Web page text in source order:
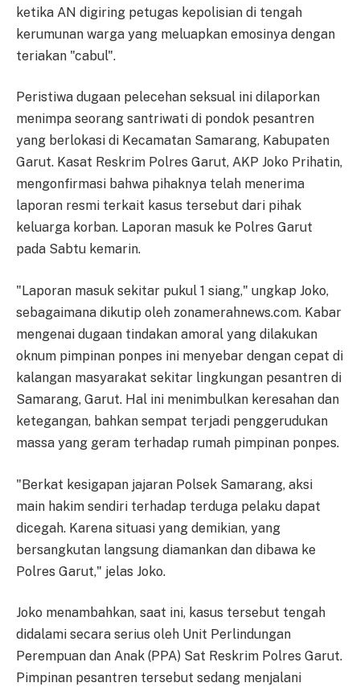
ketika AN digiring petugas kepolisian di tengah
kerumunan warga yang meluapkan emosinya dengan
teriakan "cabul".
Peristiwa dugaan pelecehan seksual ini dilaporkan
menimpa seorang santriwati di pondok pesantren
yang berlokasi di Kecamatan Samarang, Kabupaten
Garut. Kasat Reskrim Polres Garut, AKP Joko Prihatin,
mengonfirmasi bahwa pihaknya telah menerima
laporan resmi terkait kasus tersebut dari pihak
keluarga korban. Laporan masuk ke Polres Garut
pada Sabtu kemarin.
"Laporan masuk sekitar pukul 1 siang," ungkap Joko,
sebagaimana dikutip oleh zonamerahnews.com. Kabar
mengenai dugaan tindakan amoral yang dilakukan
oknum pimpinan ponpes ini menyebar dengan cepat di
kalangan masyarakat sekitar lingkungan pesantren di
Samarang, Garut. Hal ini menimbulkan keresahan dan
ketegangan, bahkan sempat terjadi penggerudukan
massa yang geram terhadap rumah pimpinan ponpes.
"Berkat kesigapan jajaran Polsek Samarang, aksi
main hakim sendiri terhadap terduga pelaku dapat
dicegah. Karena situasi yang demikian, yang
bersangkutan langsung diamankan dan dibawa ke
Polres Garut," jelas Joko.
Joko menambahkan, saat ini, kasus tersebut tengah
didalami secara serius oleh Unit Perlindungan
Perempuan dan Anak (PPA) Sat Reskrim Polres Garut.
Pimpinan pesantren tersebut sedang menjalani